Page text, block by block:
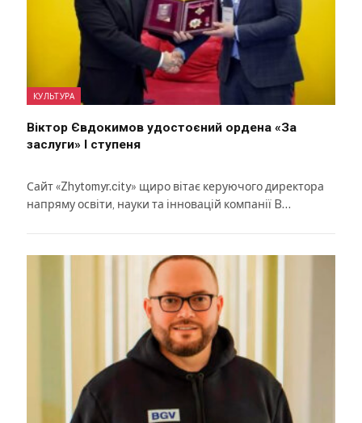
КУЛЬТУРА
Віктор Євдокимов удостоєний ордена «За
заслуги» І ступеня
Сайт «Zhytomyr.city» щиро вітає керуючого директора
напряму освіти, науки та інновацій компанії B…